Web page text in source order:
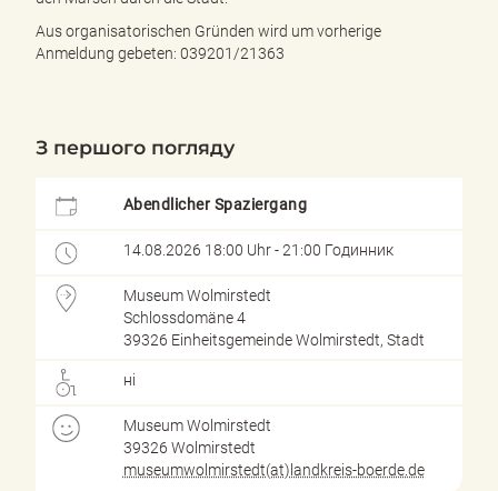
Aus organisatorischen Gründen wird um vorherige
Anmeldung gebeten: 039201/21363
З першого погляду
Abendlicher Spaziergang
14.08.2026 18:00 Uhr - 21:00 Годинник
Museum Wolmirstedt
Schlossdomäne 4
39326 Einheitsgemeinde Wolmirstedt, Stadt
ні
Museum Wolmirstedt
39326 Wolmirstedt
museumwolmirstedt(at)landkreis-boerde.de